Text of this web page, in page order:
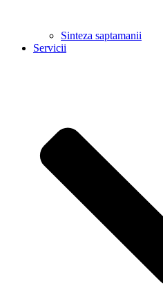
Sinteza saptamanii
Servicii